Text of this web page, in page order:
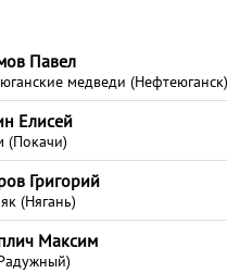
Павел
медведи (Нефтеюганск)
Елисей
(Покачи)
Григорий
(Нягань)
Максим